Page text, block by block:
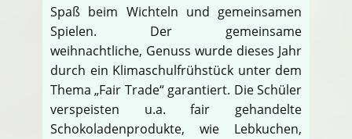
Spaß beim Wichteln und gemeinsamen
Spielen. Der gemeinsame
weihnachtliche, Genuss wurde dieses Jahr
durch ein Klimaschulfrühstück unter dem
Thema „Fair Trade“ garantiert. Die Schüler
verspeisten u.a. fair gehandelte
Schokoladenprodukte, wie Lebkuchen,